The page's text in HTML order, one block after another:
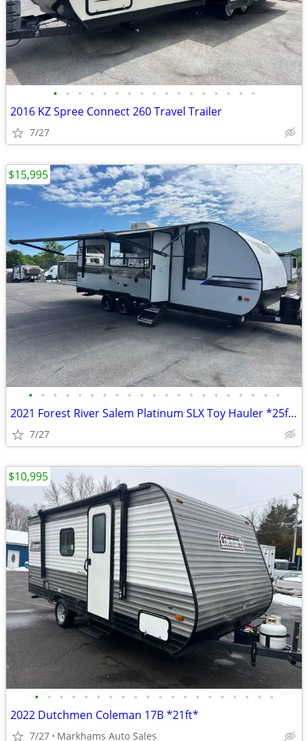
• • • • • • • • • • • • • • • • •
2016 KZ Spree Connect 260 Travel Trailer
7/27
• • • • • • • • • • • • • • • • • • • • •
2021 Forest River Salem Platinum SLX Toy Hauler *25ft*
7/27
$15,995
• • • • • • • • • • • • • • • • • • • •
2022 Dutchmen Coleman 17B *21ft*
7/27 Markhams Auto Sales
$10,995